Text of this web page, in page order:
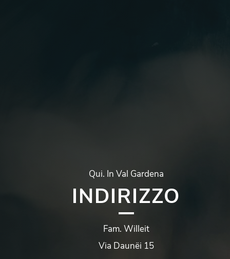
Qui. In Val Gardena
INDIRIZZO
Fam. Willeit
Via Daunëi 15